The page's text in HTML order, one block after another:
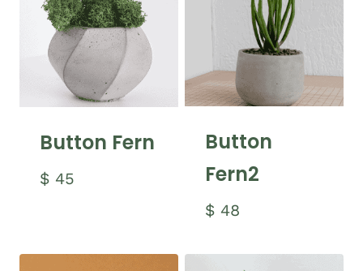
Button Fern
$45
Button
Fern2
$48